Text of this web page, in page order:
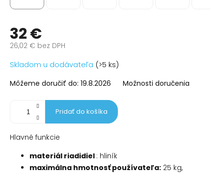
32 €
26,02 € bez DPH
Jednotková
cena:
Skladom u dodávateľa (>5 ks)
Môžeme doručiť do: 19.8.2026 Možnosti doručenia
Pridať do košíka
Hlavné funkcie
materiál riadidiel : hliník
maximálna hmotnosť používateľa: 25 kg,